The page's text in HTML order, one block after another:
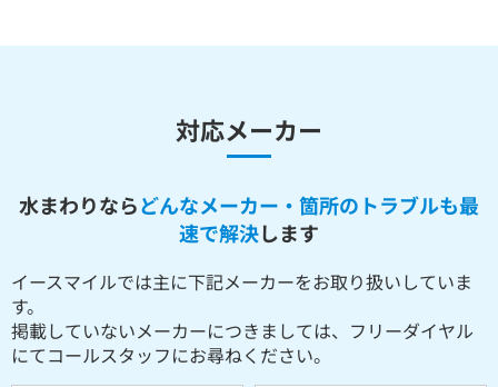
対応メーカー
水まわりならどんなメーカー・箇所のトラブルも最
速で解決します
イースマイルでは主に下記メーカーをお取り扱いしていま
す。
掲載していないメーカーにつきましては、フリーダイヤル
にてコールスタッフにお尋ねください。